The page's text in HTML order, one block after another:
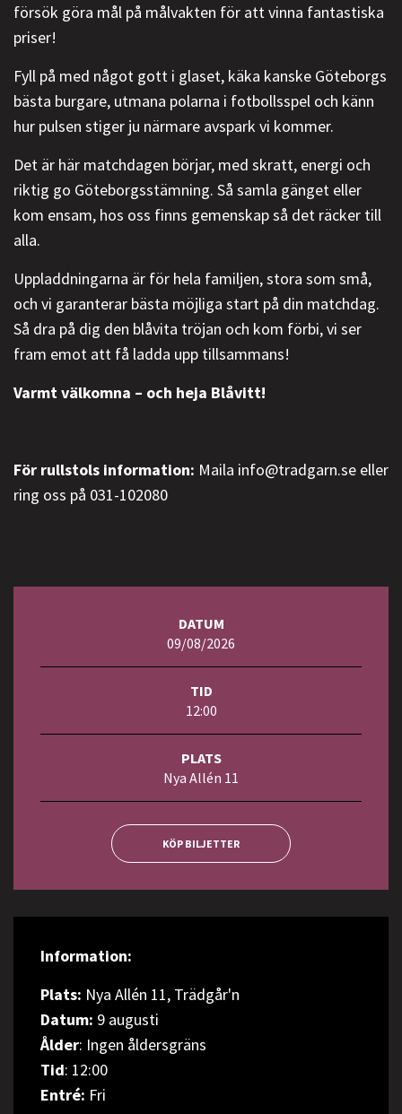
försök göra mål på målvakten för att vinna fantastiska
priser!
Fyll på med något gott i glaset, käka kanske Göteborgs
bästa burgare, utmana polarna i fotbollsspel och känn
hur pulsen stiger ju närmare avspark vi kommer.
Det är här matchdagen börjar, med skratt, energi och
riktig go Göteborgsstämning. Så samla gänget eller
kom ensam, hos oss finns gemenskap så det räcker till
alla.
Uppladdningarna är för hela familjen, stora som små,
och vi garanterar bästa möjliga start på din matchdag.
Så dra på dig den blåvita tröjan och kom förbi, vi ser
fram emot att få ladda upp tillsammans!
Varmt välkomna – och heja Blåvitt!
För rullstols information: Maila info@tradgarn.se eller
ring oss på 031-102080
DATUM
09/08/2026
TID
12:00
PLATS
Nya Allén 11
KÖP BILJETTER
Information:
Plats: Nya Allén 11, Trädgår'n
Datum: 9 augusti
Ålder: Ingen åldersgräns
Tid: 12:00
Entré: Fri